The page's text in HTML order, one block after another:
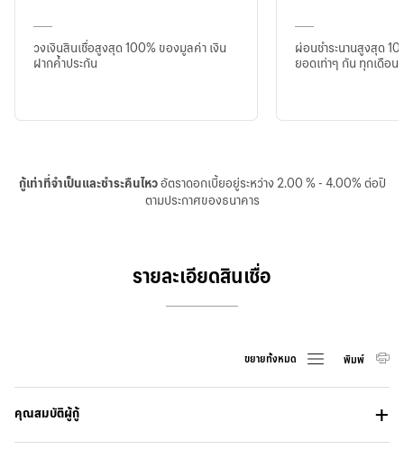
วงเงินสินเชื่อสูงสุด 100% ของมูลค่า เงิน
ฝากค้ำประกัน
ผ่อนชำระนานสูงสุด
ยอดเท่าๆ กัน ทุกเดือน
กู้เท่าที่จำเป็นและชำระคืนไหวอัตราดอกเบี้ยอยู่ระหว่าง 2.00 % - 4.00% ต่อปี
ตามประกาศของธนาคาร
รายละเอียดสินเชื่อ
ขยายทั้งหมด พิมพ์
คุณสมบัติผู้กู้